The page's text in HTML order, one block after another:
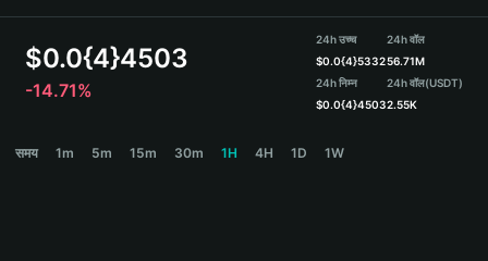
Español
$0.0{4}4503
-14.71%
24h उच्च
$0.0{4}5332
24h निम्न
$0.0{4}4503
24h वॉल
56.71M
24h वॉल(USDT)
2.55K
समय 1m 5m 15m 30m 1H 4H 1D 1W